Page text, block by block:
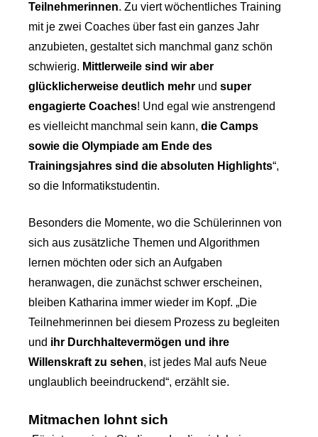
Teilnehmerinnen. Zu viert wöchentliches Training
mit je zwei Coaches über fast ein ganzes Jahr
anzubieten, gestaltet sich manchmal ganz schön
schwierig. Mittlerweile sind wir aber
glücklicherweise deutlich mehr und super
engagierte Coaches! Und egal wie anstrengend
es vielleicht manchmal sein kann, die Camps
sowie die Olympiade am Ende des
Trainingsjahres sind die absoluten Highlights“,
so die Informatikstudentin.
Besonders die Momente, wo die Schülerinnen von
sich aus zusätzliche Themen und Algorithmen
lernen möchten oder sich an Aufgaben
heranwagen, die zunächst schwer erscheinen,
bleiben Katharina immer wieder im Kopf. „Die
Teilnehmerinnen bei diesem Prozess zu begleiten
und ihr Durchhaltevermögen und ihre
Willenskraft zu sehen, ist jedes Mal aufs Neue
unglaublich beeindruckend“, erzählt sie.
Mitmachen lohnt sich